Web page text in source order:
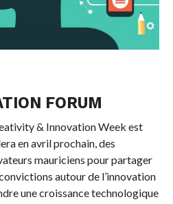
FORUM
& Innovation Week est
en avril prochain, des
mauriciens pour partager
autour de l’innovation
une croissance technologique